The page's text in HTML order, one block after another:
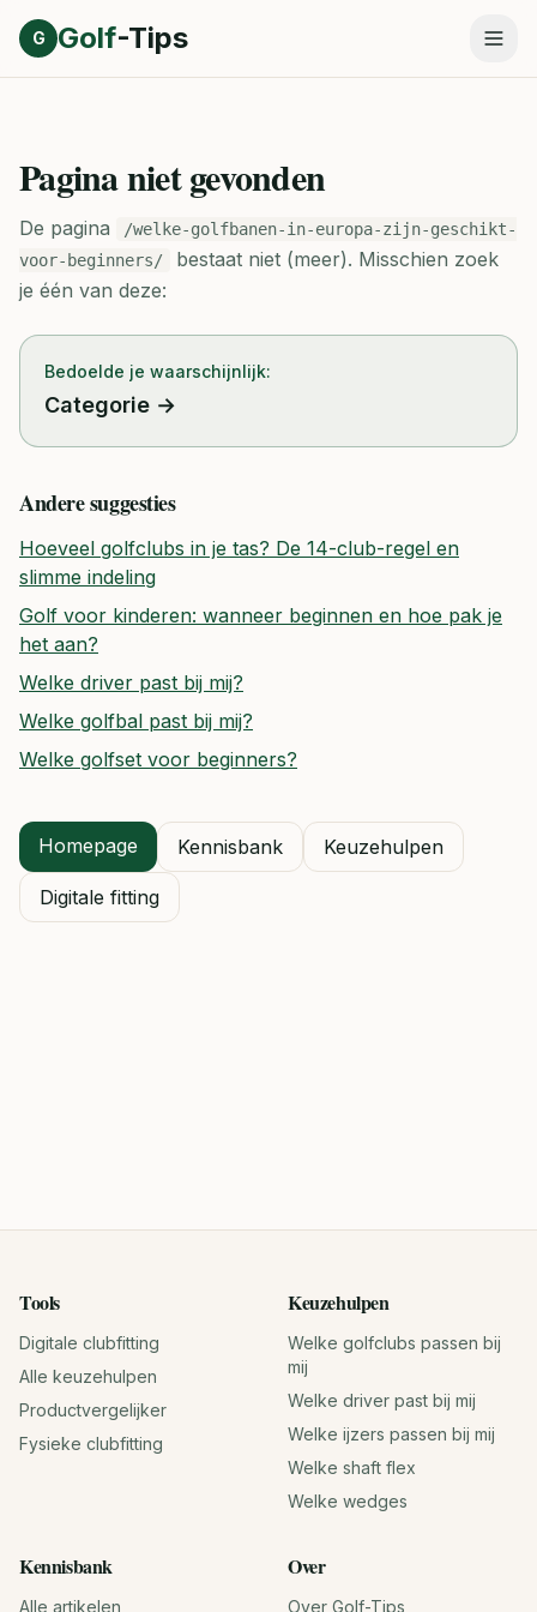
Direct naar inhoud
G Golf-Tips
Pagina niet gevonden
De pagina
/welke-golfbanen-in-europa-zijn-geschikt-
voor-beginners/
bestaat niet (meer). Misschien zoek
je één van deze:
Bedoelde je waarschijnlijk:
Categorie →
Andere suggesties
Hoeveel golfclubs in je tas? De 14-club-regel en
slimme indeling
Golf voor kinderen: wanneer beginnen en hoe pak je
het aan?
Welke driver past bij mij?
Welke golfbal past bij mij?
Welke golfset voor beginners?
Homepage Kennisbank Keuzehulpen
Digitale fitting
Tools
Digitale clubfitting
Alle keuzehulpen
Productvergelijker
Fysieke clubfitting
Keuzehulpen
Welke golfclubs passen bij
mij
Welke driver past bij mij
Welke ijzers passen bij mij
Welke shaft flex
Welke wedges
Kennisbank
Alle artikelen
Over
Over Golf-Tips